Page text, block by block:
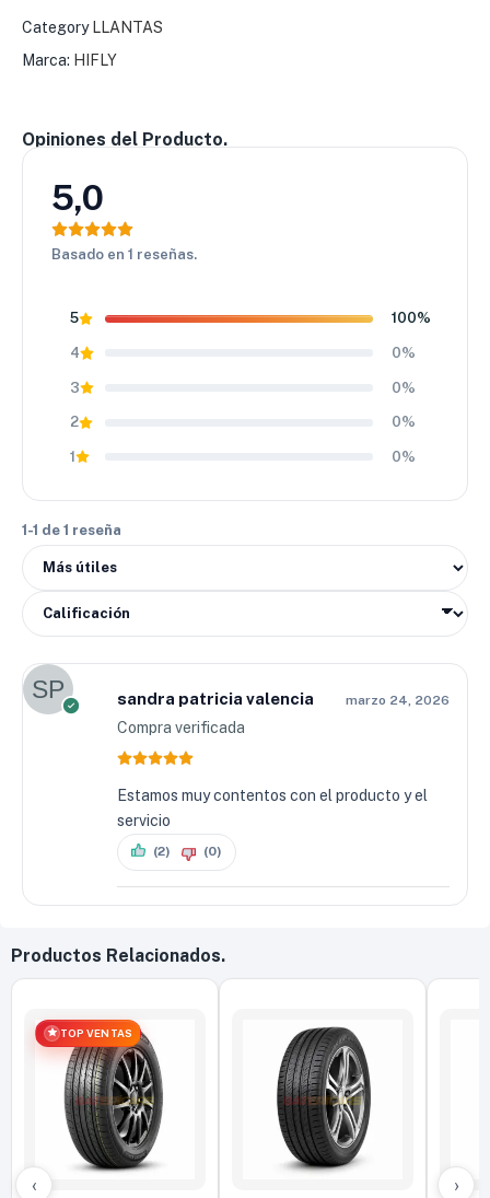
Category LLANTAS
Marca: HIFLY
Opiniones del Producto.
5,0
Basado en 1 reseñas.
5 100%
4 0%
3 0%
2 0%
1 0%
1-1 de 1 reseña
sandra patricia valencia
Compra verificada
marzo 24, 2026
Estamos muy contentos con el producto y el
servicio
(2) (0)
Productos Relacionados.
‹
TOP VENTAS
›